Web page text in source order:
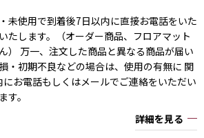
未使用で到着後7日以内に直接お電話をいた
たします。（オーダー商品、フロアマット
） 万一、注文した商品と異なる商品が届い
・初期不良などの場合は、使用の有無に 関
お電話もしくはメールでご連絡をいただい
す。
詳細を見る